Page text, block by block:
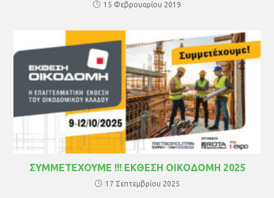
15 Φεβρουαρίου 2019
ΣΥΜΜΕΤΕΧΟΥΜΕ !!! ΕΚΘΕΣΗ ΟΙΚΟΔΟΜΗ 2025
17 Σεπτεμβρίου 2025